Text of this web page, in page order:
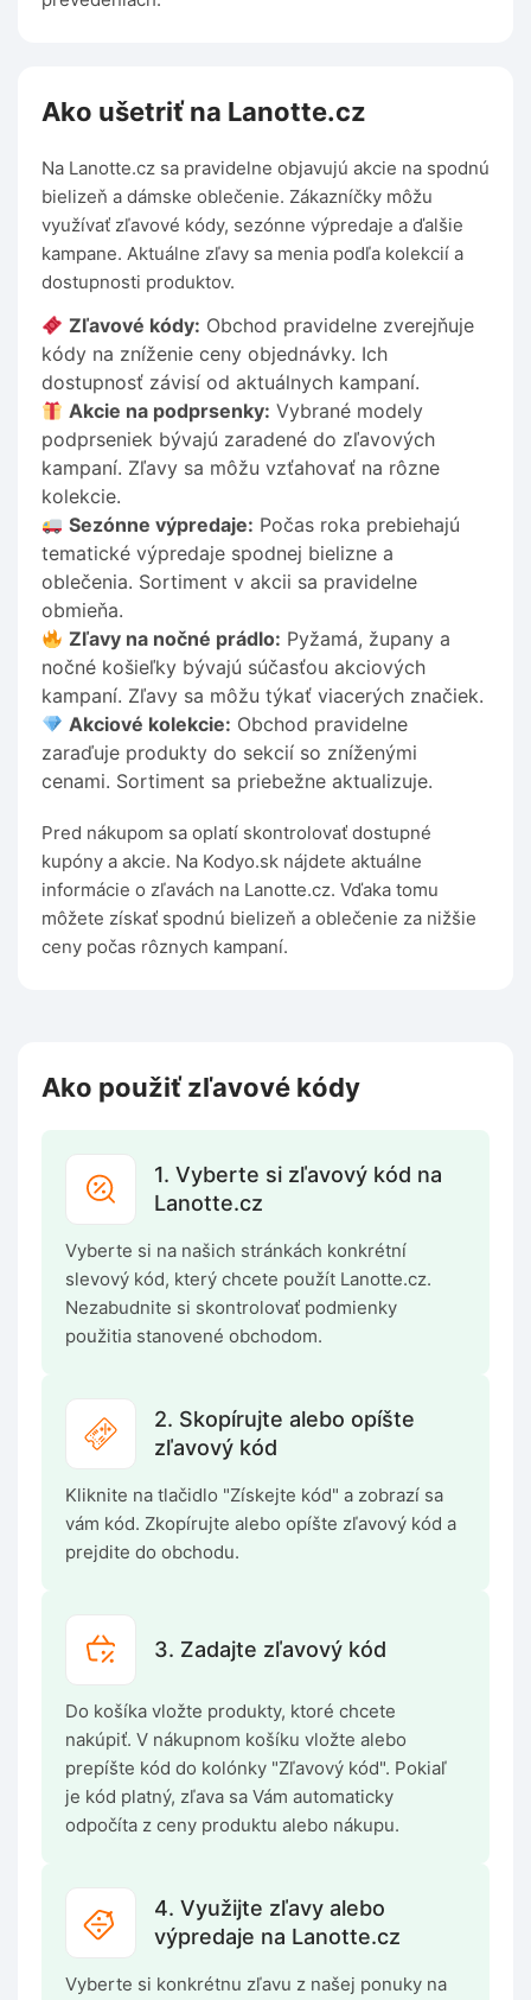
Ako ušetriť na Lanotte.cz
Na Lanotte.cz sa pravidelne objavujú akcie na spodnú
bielizeň a dámske oblečenie. Zákazníčky môžu
využívať zľavové kódy, sezónne výpredaje a ďalšie
kampane. Aktuálne zľavy sa menia podľa kolekcií a
dostupnosti produktov.
Zľavové kódy: Obchod pravidelne zverejňuje
kódy na zníženie ceny objednávky. Ich
dostupnosť závisí od aktuálnych kampaní.
Akcie na podprsenky: Vybrané modely
podprseniek bývajú zaradené do zľavových
kampaní. Zľavy sa môžu vzťahovať na rôzne
kolekcie.
Sezónne výpredaje: Počas roka prebiehajú
tematické výpredaje spodnej bielizne a
oblečenia. Sortiment v akcii sa pravidelne
obmieňa.
Zľavy na nočné prádlo: Pyžamá, župany a
nočné košieľky bývajú súčasťou akciových
kampaní. Zľavy sa môžu týkať viacerých značiek.
Akciové kolekcie: Obchod pravidelne
zaraďuje produkty do sekcií so zníženými
cenami. Sortiment sa priebežne aktualizuje.
Pred nákupom sa oplatí skontrolovať dostupné
kupóny a akcie. Na Kodyo.sk nájdete aktuálne
informácie o zľavách na Lanotte.cz. Vďaka tomu
môžete získať spodnú bielizeň a oblečenie za nižšie
ceny počas rôznych kampaní.
Ako použiť zľavové kódy
1. Vyberte si zľavový kód na
Lanotte.cz
Vyberte si na našich stránkách konkrétní
slevový kód, který chcete použít Lanotte.cz.
Nezabudnite si skontrolovať podmienky
použitia stanovené obchodom.
2. Skopírujte alebo opíšte
zľavový kód
Kliknite na tlačidlo "Získejte kód" a zobrazí sa
vám kód. Zkopírujte alebo opíšte zľavový kód a
prejdite do obchodu.
3. Zadajte zľavový kód
Do košíka vložte produkty, ktoré chcete
nakúpiť. V nákupnom košíku vložte alebo
prepíšte kód do kolónky "Zľavový kód". Pokiaľ
je kód platný, zľava sa Vám automaticky
odpočíta z ceny produktu alebo nákupu.
4. Využijte zľavy alebo
výpredaje na Lanotte.cz
Vyberte si konkrétnu zľavu z našej ponuky na